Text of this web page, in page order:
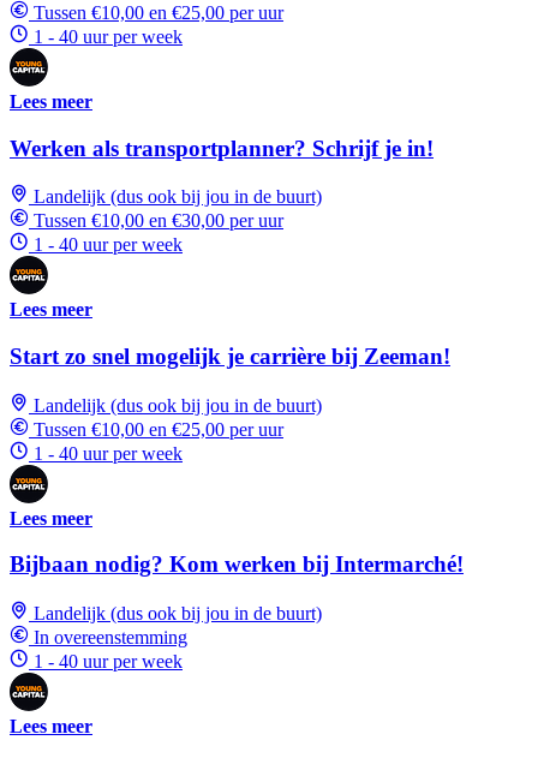
Tussen €10,00 en €25,00 per uur
1 - 40 uur per week
Lees meer
Werken als transportplanner? Schrijf je in!
Landelijk (dus ook bij jou in de buurt)
Tussen €10,00 en €30,00 per uur
1 - 40 uur per week
Lees meer
Start zo snel mogelijk je carrière bij Zeeman!
Landelijk (dus ook bij jou in de buurt)
Tussen €10,00 en €25,00 per uur
1 - 40 uur per week
Lees meer
Bijbaan nodig? Kom werken bij Intermarché!
Landelijk (dus ook bij jou in de buurt)
In overeenstemming
1 - 40 uur per week
Lees meer